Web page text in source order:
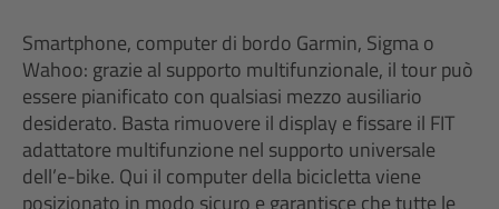
Smartphone, computer di bordo Garmin, Sigma o
Wahoo: grazie al supporto multifunzionale, il tour può
essere pianificato con qualsiasi mezzo ausiliario
desiderato. Basta rimuovere il display e fissare il FIT
adattatore multifunzione nel supporto universale
dell’e-bike. Qui il computer della bicicletta viene
posizionato in modo sicuro e garantisce che tutte le